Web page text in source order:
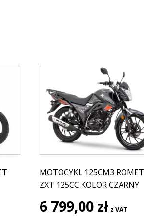
MOTOCYKL 125CM3 ROMET
ZXT 125CC KOLOR CZARNY
6 799,00 zł z VAT